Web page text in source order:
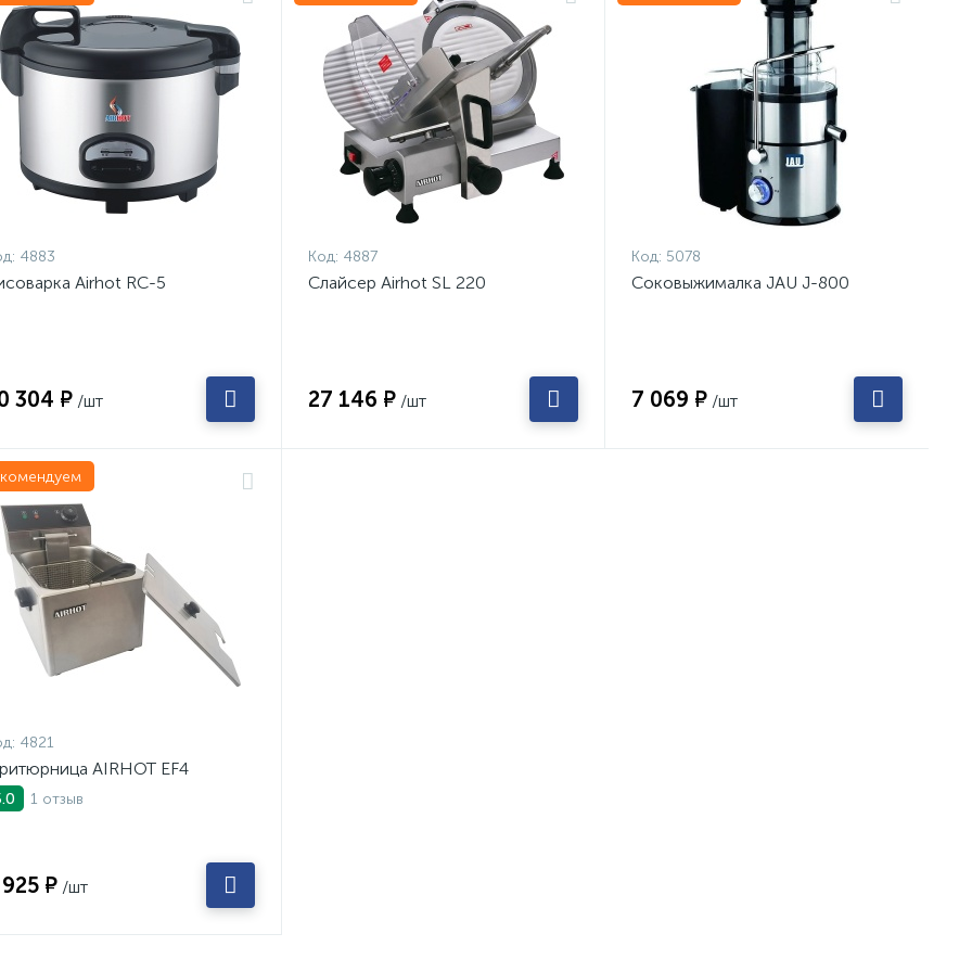
4883
Airhot RC-5
304 ₽ /шт
Код: 4887
Слайсер Airhot SL 220
27 146 ₽ /шт
Код: 5078
Соковыжималка JAU J-800
7 069 ₽ /шт
4821
AIRHOT EF4
1 отзыв
₽ /шт